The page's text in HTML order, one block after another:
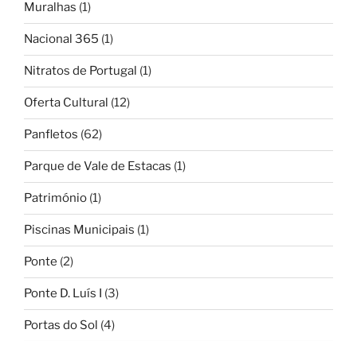
Muralhas (1)
Nacional 365 (1)
Nitratos de Portugal (1)
Oferta Cultural (12)
Panfletos (62)
Parque de Vale de Estacas (1)
Património (1)
Piscinas Municipais (1)
Ponte (2)
Ponte D. Luís I (3)
Portas do Sol (4)